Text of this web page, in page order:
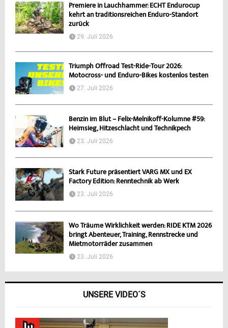
Premiere in Lauchhammer: ECHT Endurocup
kehrt an traditionsreichen Enduro-Standort
zurück
29. Juli 2026
Triumph Offroad Test-Ride-Tour 2026:
Motocross- und Enduro-Bikes kostenlos testen
27. Juli 2026
Benzin im Blut – Felix-Melnikoff-Kolumne #59:
Heimsieg, Hitzeschlacht und Technikpech
23. Juli 2026
Stark Future präsentiert VARG MX und EX
Factory Edition: Renntechnik ab Werk
23. Juli 2026
Wo Träume Wirklichkeit werden: RIDE KTM 2026
bringt Abenteuer, Training, Rennstrecke und
Mietmotorräder zusammen
23. Juli 2026
UNSERE VIDEO´S